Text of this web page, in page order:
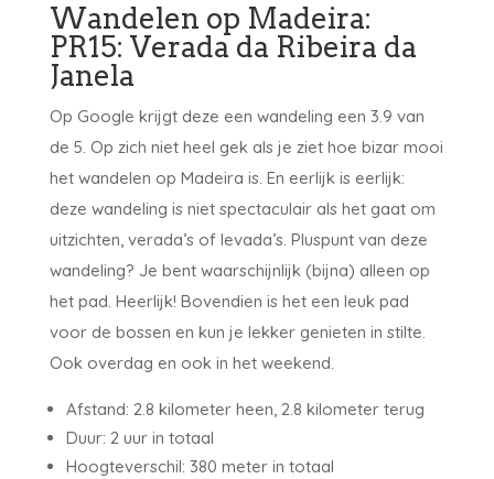
Wandelen op Madeira:
PR15: Verada da Ribeira da
Janela
Op Google krijgt deze een wandeling een 3.9 van
de 5. Op zich niet heel gek als je ziet hoe bizar mooi
het wandelen op Madeira is. En eerlijk is eerlijk:
deze wandeling is niet spectaculair als het gaat om
uitzichten, verada’s of levada’s. Pluspunt van deze
wandeling? Je bent waarschijnlijk (bijna) alleen op
het pad. Heerlijk! Bovendien is het een leuk pad
voor de bossen en kun je lekker genieten in stilte.
Ook overdag en ook in het weekend.
Afstand: 2.8 kilometer heen, 2.8 kilometer terug
Duur: 2 uur in totaal
Hoogteverschil: 380 meter in totaal